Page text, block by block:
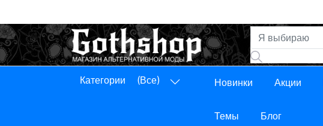
Панель управления
Категории (Все) Новинки Акции
Темы Блог